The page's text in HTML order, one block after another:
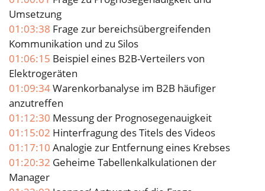
Umsetzung
01:03:38 Frage zur bereichsübergreifenden
Kommunikation und zu Silos
01:06:15 Beispiel eines B2B-Verteilers von
Elektrogeräten
01:09:34Warenkorbanalyse im B2B häufiger
anzutreffen
01:12:30 Messung der Prognosegenauigkeit
01:15:02 Hinterfragung des Titels des Videos
01:17:10 Analogie zur Entfernung eines Krebses
01:20:32 Geheime Tabellenkalkulationen der
Manager